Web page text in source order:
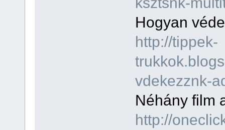
Hogyan
http://tippek-
vdekezznk-
Néhány film
http://